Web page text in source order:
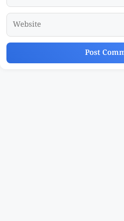
Website